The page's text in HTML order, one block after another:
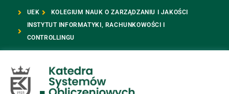
UEK
KOLEGIUM NAUK O ZARZĄDZANIU I JAKOŚCI
INSTYTUT INFORMATYKI, RACHUNKOWOŚCI I
CONTROLLINGU